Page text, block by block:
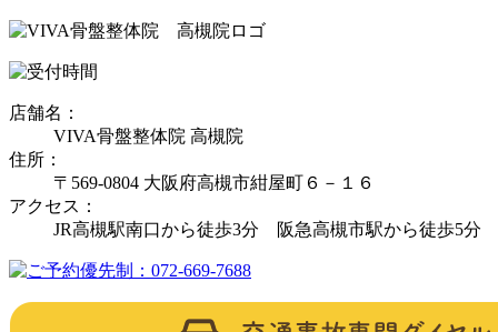
店舗名：
VIVA骨盤整体院 高槻院
住所：
〒569-0804 大阪府高槻市紺屋町６－１６
アクセス：
JR高槻駅南口から徒歩3分 阪急高槻市駅から徒歩5分